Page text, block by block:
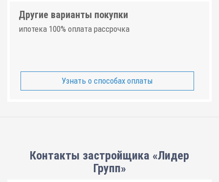
Другие варианты покупки
ипотека 100% оплата рассрочка
Узнать о способах оплаты
Контакты застройщика «Лидер
Групп»